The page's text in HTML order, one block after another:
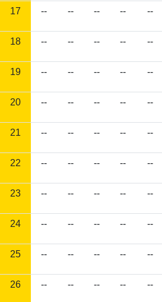
17 -- -- -- -- --
18 -- -- -- -- --
19 -- -- -- -- --
20 -- -- -- -- --
21 -- -- -- -- --
22 -- -- -- -- --
23 -- -- -- -- --
24 -- -- -- -- --
25 -- -- -- -- --
26 -- -- -- -- --